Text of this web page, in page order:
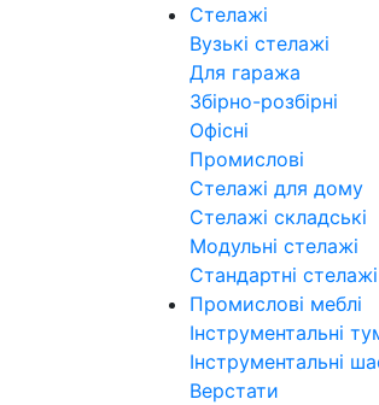
Стелажі
Вузькі стелажі
Для гаража
Збірно-розбірні
Офісні
Промислові
Стелажі для дому
Стелажі складські
Модульні стелажі
Стандартні стелажі
Промислові меблі
Інструментальні
Інструментальні
Верстати